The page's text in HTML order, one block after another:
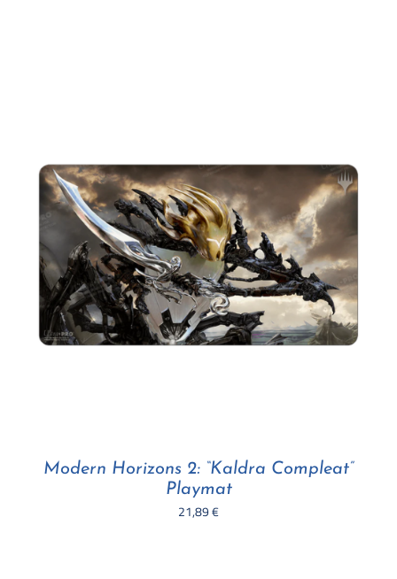
Modern Horizons 2: “Kaldra Compleat”
Playmat
21,89€